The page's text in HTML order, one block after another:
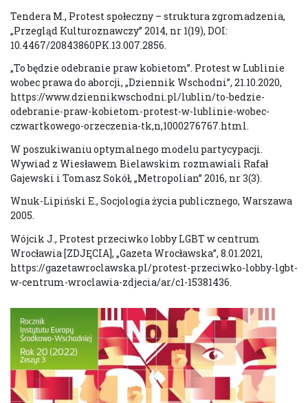
Tendera M., Protest społeczny – struktura zgromadzenia,
„Przegląd Kulturoznawczy” 2014, nr 1(19), DOI:
10.4467/20843860PK.13.007.2856.
„To będzie odebranie praw kobietom”. Protest w Lublinie
wobec prawa do aborcji, „Dziennik Wschodni”, 21.10.2020,
https://www.dziennikwschodni.pl/lublin/to-bedzie-
odebranie-praw-kobietom-protest-w-lublinie-wobec-
czwartkowego-orzeczenia-tk,n,1000276767.html.
W poszukiwaniu optymalnego modelu partycypacji.
Wywiad z Wiesławem Bielawskim rozmawiali Rafał
Gajewski i Tomasz Sokół, „Metropolian” 2016, nr 3(3).
Wnuk-Lipiński E., Socjologia życia publicznego, Warszawa
2005.
Wójcik J., Protest przeciwko lobby LGBT w centrum
Wrocławia [ZDJĘCIA], „Gazeta Wrocławska”, 8.01.2021,
https://gazetawroclawska.pl/protest-przeciwko-lobby-lgbt-
w-centrum-wroclawia-zdjecia/ar/c1-15381436.